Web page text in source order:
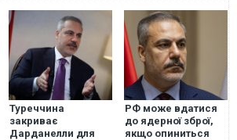
Туреччина
закриває
Дарданелли для
РФ може вдатися
до ядерної зброї,
якщо опиниться